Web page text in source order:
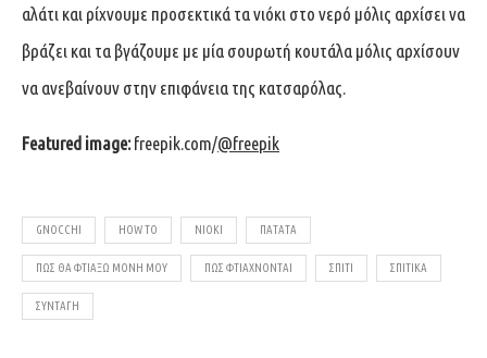
αλάτι και ρίχνουμε προσεκτικά τα νιόκι στο νερό μόλις αρχίσει να
βράζει και τα βγάζουμε με μία σουρωτή κουτάλα μόλις αρχίσουν
να ανεβαίνουν στην επιφάνεια της κατσαρόλας.
Featured image:freepik.com/@freepik
GNOCCHI HOW TO ΝΙΟΚΙ ΠΑΤΆΤΑ
ΠΏΣ ΘΑ ΦΤΙΆΞΩ ΜΌΝΗ ΜΟΥ ΠΏΣ ΦΤΙΆΧΝΟΝΤΑΙ ΣΠΊΤΙ ΣΠΙΤΙΚΆ
ΣΥΝΤΑΓΉ